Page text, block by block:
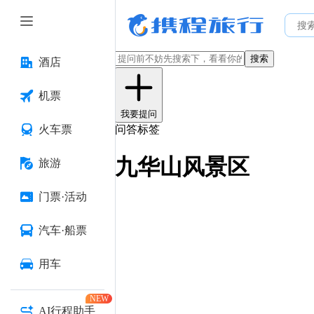
酒店
机票
火车票
旅游
门票·活动
汽车·船票
用车
AI行程助手
NEW
搜索
我要提问
问答标签
九华山风景区